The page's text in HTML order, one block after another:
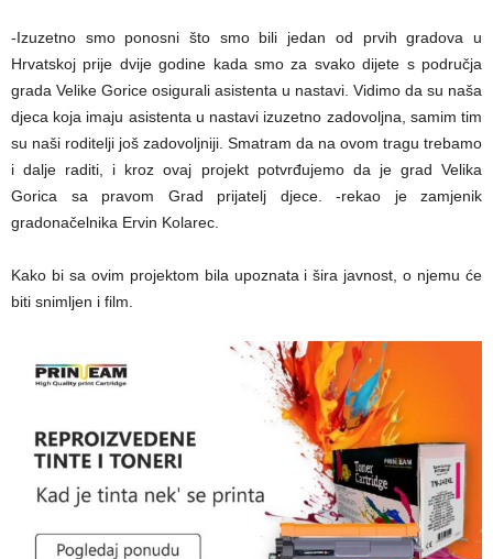
-Izuzetno smo ponosni što smo bili jedan od prvih gradova u
Hrvatskoj prije dvije godine kada smo za svako dijete s područja
grada Velike Gorice osigurali asistenta u nastavi. Vidimo da su naša
djeca koja imaju asistenta u nastavi izuzetno zadovoljna, samim tim
su naši roditelji još zadovoljniji. Smatram da na ovom tragu trebamo
i dalje raditi, i kroz ovaj projekt potvrđujemo da je grad Velika
Gorica sa pravom Grad prijatelj djece. -rekao je zamjenik
gradonačelnika Ervin Kolarec.
Kako bi sa ovim projektom bila upoznata i šira javnost, o njemu će
biti snimljen i film.